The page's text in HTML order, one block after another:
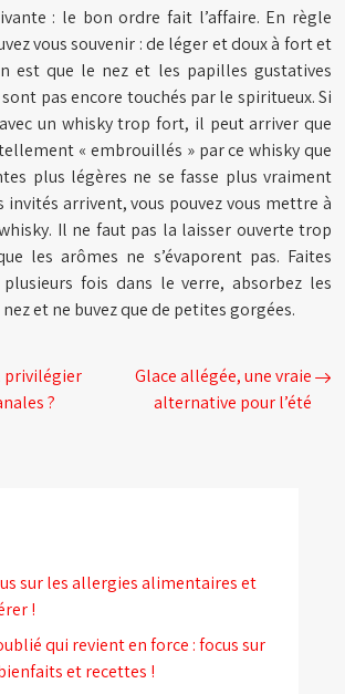
: le bon ordre fait l’affaire. En règle
vous souvenir : de léger et doux à fort et
est que le nez et les papilles gustatives
pas encore touchés par le spiritueux. Si
un whisky trop fort, il peut arriver que
« embrouillés » par ce whisky que
plus légères ne se fasse plus vraiment
invités arrivent, vous pouvez vous mettre à
Il ne faut pas la laisser ouverte trop
les arômes ne s’évaporent pas. Faites
fois dans le verre, absorbez les
et ne buvez que de petites gorgées.
privilégier
?
Glace allégée, une vraie
alternative pour l’été
sur les allergies alimentaires et
!
qui revient en force : focus sur
et recettes !